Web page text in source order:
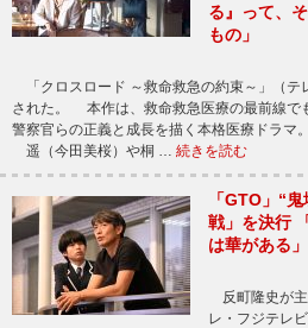
る』って、
もの」
「クロスロード ～救命救急の約束～」（テ
された。 本作は、救命救急医療の最前線で
警察官らの正義と成長を描く本格医療ドラマ
遥（今田美桜）や桐 … 続きを読む
「GTO」“
戦」を決行
は華がある
反町隆史が主
レ・フジテレ